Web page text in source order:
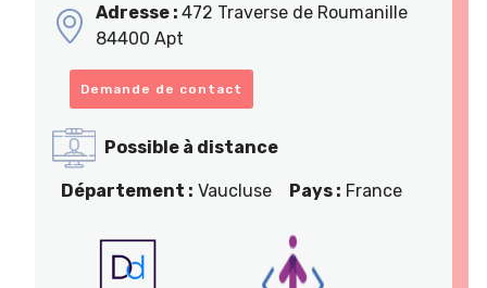
Adresse : 472 Traverse de Roumanille
84400 Apt
Demande de contact
Possible à distance
Département : Vaucluse Pays : France